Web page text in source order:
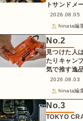
トサンドメ
プギア】
2026.08.05
hinata編
No.2
見つけた人
たりキャン
気で推す逸品
2026.08.03
hinata編
No.3
TOKYO